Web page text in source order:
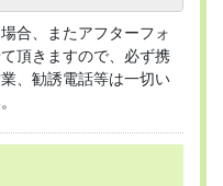
合、またアフターフォ
頂きますので、必ず携
、勧誘電話等は一切い